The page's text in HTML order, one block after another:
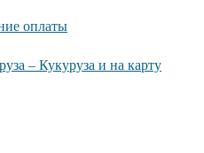
оплаты
– Кукуруза и на карту